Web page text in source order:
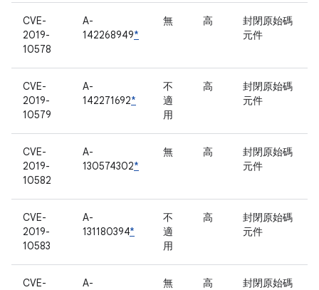
CVE-
2019-
10578
A-
142268949*
無 高
封閉原始碼
元件
CVE-
2019-
10579
A-
142271692*
不
適
用
高
封閉原始碼
元件
CVE-
2019-
10582
A-
130574302*
無 高
封閉原始碼
元件
CVE-
2019-
10583
A-
131180394*
不
適
用
高
封閉原始碼
元件
CVE-
A-
無 高
封閉原始碼